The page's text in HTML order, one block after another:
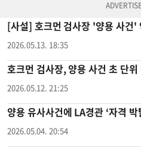
[사설] 호크먼 검사장 '양용 사건'
2026.05.13. 18:35
호크먼 검사장, 양용 사건 초 단위
2026.05.12. 21:25
양용 유사사건에 LA경관 ‘자격 박
2026.05.04. 20:54